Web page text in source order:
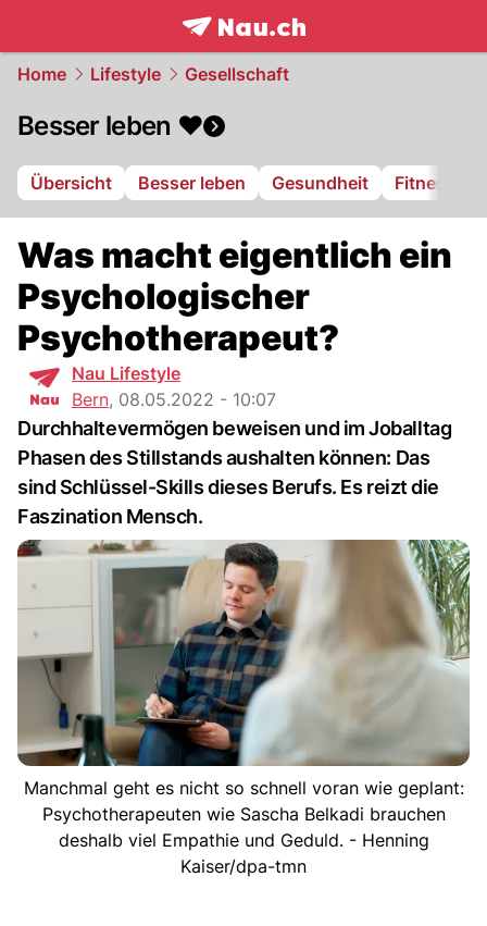
frontpage.NAU.ch
Home Lifestyle Gesellschaft
Besser leben ❤️
Übersicht Besser leben Gesundheit Fitness
Was macht eigentlich ein
Psychologischer
Psychotherapeut?
Nau Lifestyle
Bern, 08.05.2022 - 10:07
Durchhaltevermögen beweisen und im Joballtag
Phasen des Stillstands aushalten können: Das
sind Schlüssel-Skills dieses Berufs. Es reizt die
Faszination Mensch.
Manchmal geht es nicht so schnell voran wie geplant:
Psychotherapeuten wie Sascha Belkadi brauchen
deshalb viel Empathie und Geduld. - Henning
Kaiser/dpa-tmn